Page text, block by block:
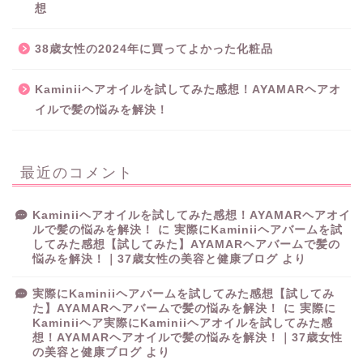
想
38歳女性の2024年に買ってよかった化粧品
Kaminiiヘアオイルを試してみた感想！AYAMARヘアオ
イルで髪の悩みを解決！
最近のコメント
Kaminiiヘアオイルを試してみた感想！AYAMARヘアオイ
ルで髪の悩みを解決！
に 実際にKaminiiヘアバームを試
してみた感想【試してみた】AYAMARヘアバームで髪の
悩みを解決！｜37歳女性の美容と健康ブログ より
実際にKaminiiヘアバームを試してみた感想【試してみ
た】AYAMARヘアバームで髪の悩みを解決！
に 実際に
Kaminiiヘア実際にKaminiiヘアオイルを試してみた感
想！AYAMARヘアオイルで髪の悩みを解決！｜37歳女性
の美容と健康ブログ より